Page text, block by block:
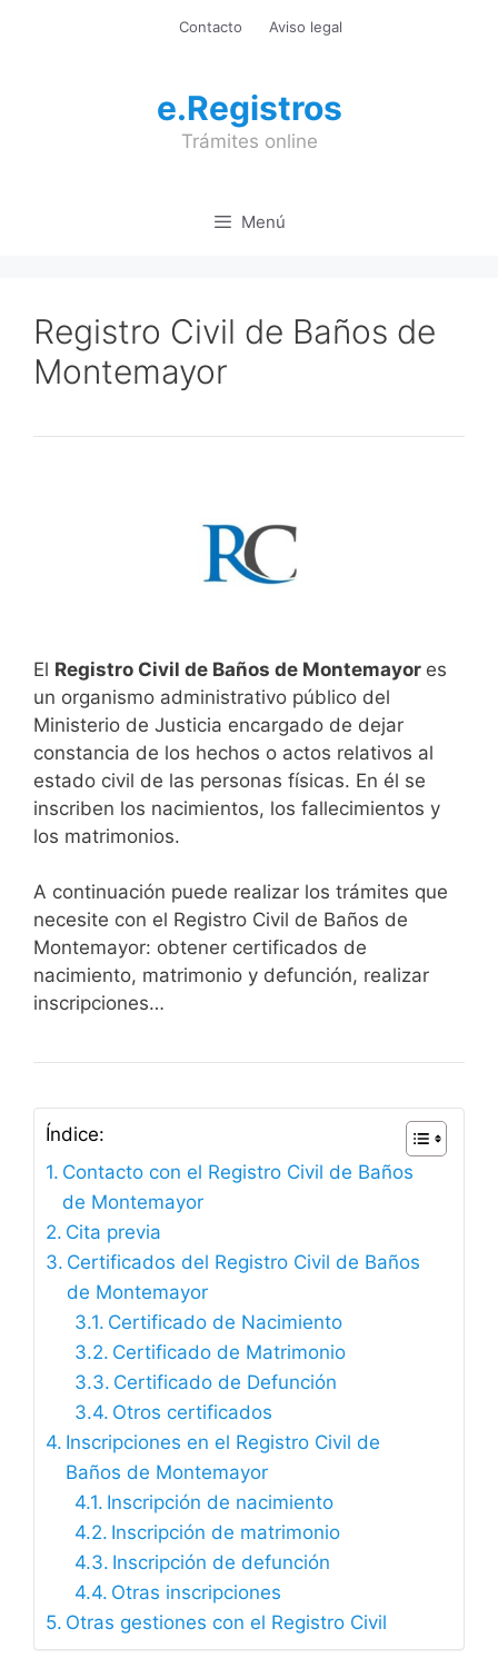
Contacto Aviso legal
e.Registros
Trámites online
Menú
Registro Civil de Baños de
Montemayor
El Registro Civil de Baños de Montemayor es
un organismo administrativo público del
Ministerio de Justicia encargado de dejar
constancia de los hechos o actos relativos al
estado civil de las personas físicas. En él se
inscriben los nacimientos, los fallecimientos y
los matrimonios.
A continuación puede realizar los trámites que
necesite con el Registro Civil de Baños de
Montemayor: obtener certificados de
nacimiento, matrimonio y defunción, realizar
inscripciones…
Índice:
Contacto con el Registro Civil de Baños
de Montemayor
Cita previa
Certificados del Registro Civil de Baños
de Montemayor
Certificado de Nacimiento
Certificado de Matrimonio
Certificado de Defunción
Otros certificados
Inscripciones en el Registro Civil de
Baños de Montemayor
Inscripción de nacimiento
Inscripción de matrimonio
Inscripción de defunción
Otras inscripciones
Otras gestiones con el Registro Civil